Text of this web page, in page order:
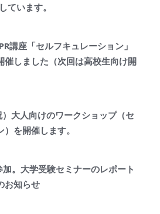
います。
講座「セルフキュレーション」
催しました（次回は高校生向け開
大人向けのワークショップ（セ
を開催します。
。大学受験セミナーのレポート
お知らせ